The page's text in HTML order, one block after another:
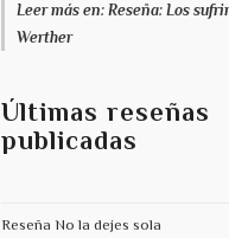
Leer más en: Reseña: Los
Werther
Últimas reseñas
publicadas
Reseña No la dejes sola